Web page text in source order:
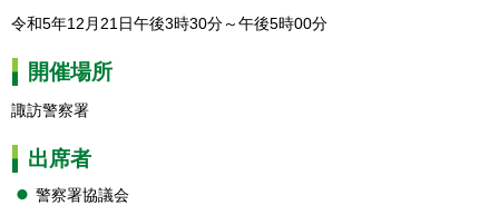
令和5年12月21日午後3時30分～午後5時00分
開催場所
諏訪警察署
出席者
警察署協議会